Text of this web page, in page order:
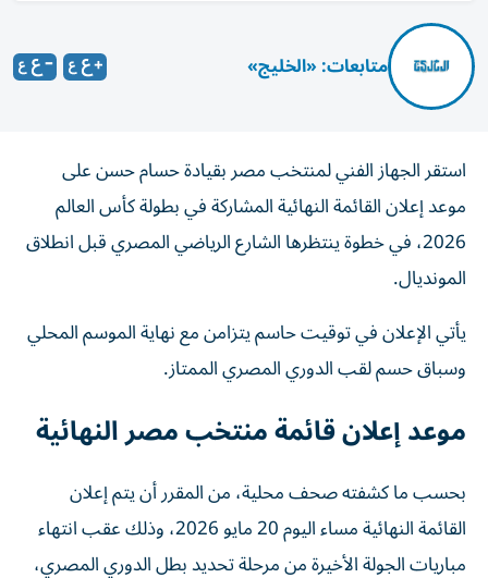
متابعات: «الخليج»
استقر الجهاز الفني لمنتخب مصر بقيادة حسام حسن على
موعد إعلان القائمة النهائية المشاركة في بطولة كأس العالم
2026، في خطوة ينتظرها الشارع الرياضي المصري قبل انطلاق
المونديال.
يأتي الإعلان في توقيت حاسم يتزامن مع نهاية الموسم المحلي
وسباق حسم لقب الدوري المصري الممتاز.
موعد إعلان قائمة منتخب مصر النهائية
بحسب ما كشفته صحف محلية، من المقرر أن يتم إعلان
القائمة النهائية مساء اليوم 20 مايو 2026، وذلك عقب انتهاء
مباريات الجولة الأخيرة من مرحلة تحديد بطل الدوري المصري،